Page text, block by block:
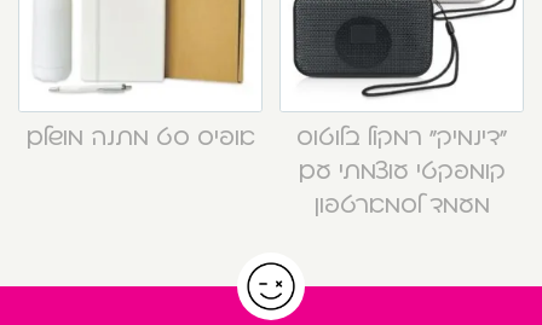
“דינמיק” רמקול בלוטוס
קומפקטי עוצמתי עם
מעמד לסמארטפון
אופיס סט מתנה מושלם